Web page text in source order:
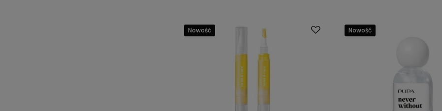
Nowość Nowość